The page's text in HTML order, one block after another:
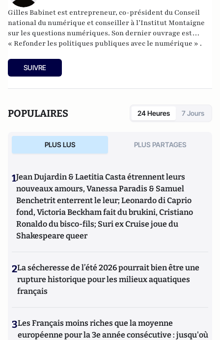
Gilles Babinet est entrepreneur, co-président du Conseil
national du numérique et conseiller à l’Institut Montaigne
sur les questions numériques. Son dernier ouvrage est
« Refonder les politiques publiques avec le numérique » .
SUIVRE
POPULAIRES 24 Heures 7 Jours
PLUS LUS PLUS PARTAGES
1Jean Dujardin & Laetitia Casta étrennent leurs
nouveaux amours, Vanessa Paradis & Samuel
Benchetrit enterrent le leur; Leonardo di Caprio
fond, Victoria Beckham fait du brukini, Cristiano
Ronaldo du bisco-fils; Suri ex Cruise joue du
Shakespeare queer
2La sécheresse de l’été 2026 pourrait bien être une
rupture historique pour les milieux aquatiques
français
3Les Français moins riches que la moyenne
européenne pour la 3e année consécutive : jusqu'où